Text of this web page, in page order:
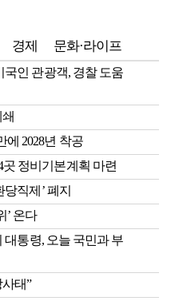
경제 문화·라이프
국인 관광객, 경찰 도움
에 2028년 착공
정비기본계획 마련
직제’ 폐지
’ 온다
대통령, 오늘 국민과 부
태”